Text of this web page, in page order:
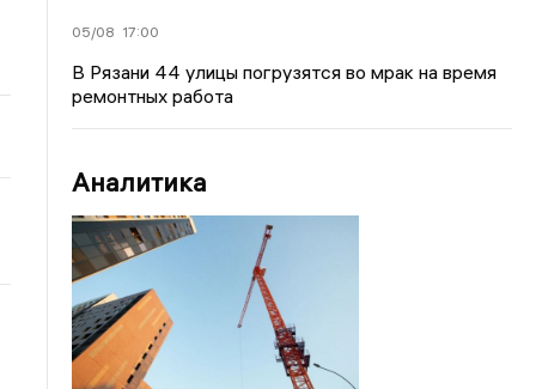
05/08 17:00
В Рязани 44 улицы погрузятся во мрак на время
ремонтных работа
Аналитика